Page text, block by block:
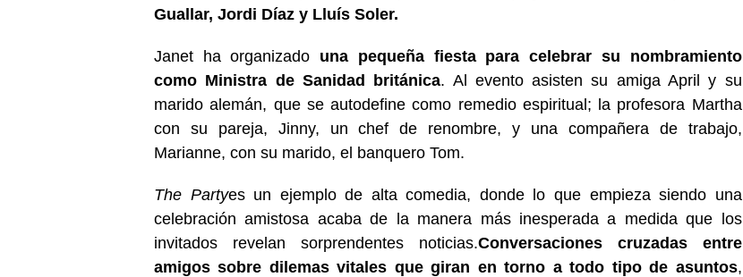
Guallar, Jordi Díaz y Lluís Soler.
Janet ha organizado una pequeña fiesta para celebrar su nombramiento
como Ministra de Sanidad británica. Al evento asisten su amiga April y su
marido alemán, que se autodefine como remedio espiritual; la profesora Martha
con su pareja, Jinny, un chef de renombre, y una compañera de trabajo,
Marianne, con su marido, el banquero Tom.
The Partyes un ejemplo de alta comedia, donde lo que empieza siendo una
celebración amistosa acaba de la manera más inesperada a medida que los
invitados revelan sorprendentes noticias.Conversaciones cruzadas entre
amigos sobre dilemas vitales que giran en torno a todo tipo de asuntos,